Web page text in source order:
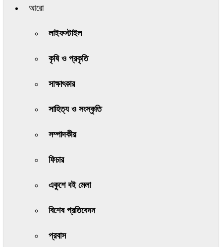
আরো
লাইফস্টাইল
কৃষি ও প্রকৃতি
সাক্ষাৎকার
সাহিত্য ও সংস্কৃতি
সম্পাদকীয়
ফিচার
একুশে বই মেলা
বিশেষ প্রতিবেদন
প্রবাস